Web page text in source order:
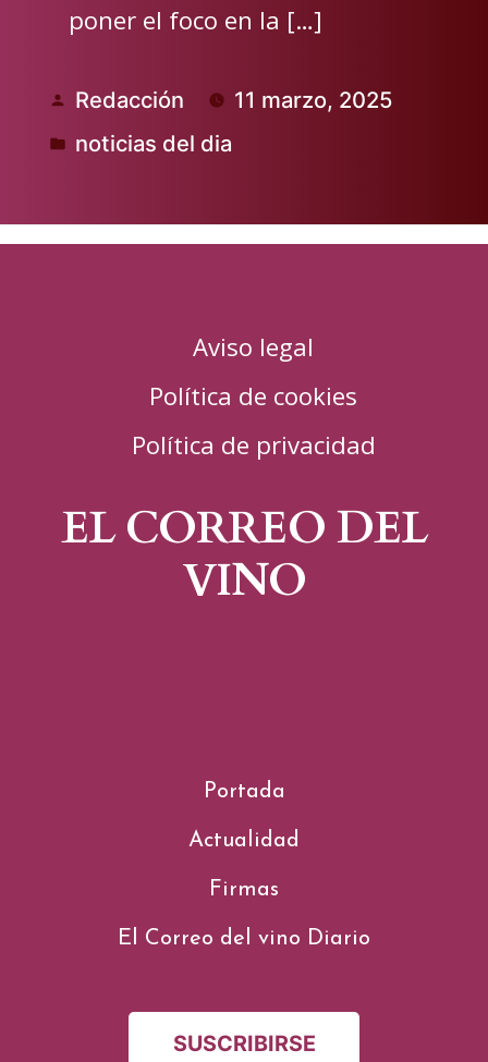
poner el foco en la […]
Publicado
por
Redacción 11 marzo, 2025
Publicado
noticias del dia
Aviso legal
Política de cookies
Política de privacidad
EL CORREO DEL
VINO
Portada
Actualidad
Firmas
El Correo del vino Diario
SUSCRIBIRSE